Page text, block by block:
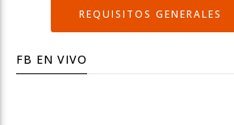
REQUISITOS GENERALES
FB EN VIVO